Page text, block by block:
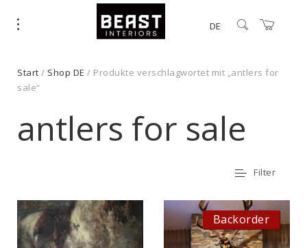
DE
Start / Shop DE / Produkte verschlagwortet mit „antlers for
sale“
antlers for sale
Filter
Backorder